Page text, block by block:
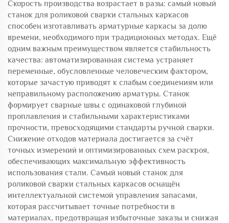
Скорость производства возрастает в разы: самый новый
станок для роликовой сварки стальных каркасов
способен изготавливать арматурные каркасы за долю
времени, необходимого при традиционных методах. Ещё
одним важным преимуществом является стабильность
качества: автоматизированная система устраняет
переменные, обусловленные человеческим фактором,
которые зачастую приводят к слабым соединениям или
неправильному расположению арматуры. Станок
формирует сварные швы с одинаковой глубиной
проплавления и стабильными характеристиками
прочности, превосходящими стандарты ручной сварки.
Снижение отходов материала достигается за счёт
точных измерений и оптимизированных схем раскроя,
обеспечивающих максимальную эффективность
использования стали. Самый новый станок для
роликовой сварки стальных каркасов оснащён
интеллектуальной системой управления запасами,
которая рассчитывает точные потребности в
материалах, предотвращая избыточные заказы и снижая